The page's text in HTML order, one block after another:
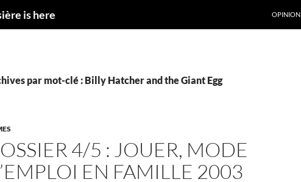
is here
OPINION
par mot-clé : Billy Hatcher and the Giant Egg
4/5 : JOUER, MODE
EN FAMILLE 2003